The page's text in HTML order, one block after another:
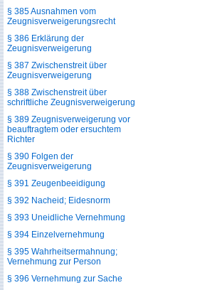
§ 385 Ausnahmen vom
Zeugnisverweigerungsrecht
§ 386 Erklärung der
Zeugnisverweigerung
§ 387 Zwischenstreit über
Zeugnisverweigerung
§ 388 Zwischenstreit über
schriftliche Zeugnisverweigerung
§ 389 Zeugnisverweigerung vor
beauftragtem oder ersuchtem
Richter
§ 390 Folgen der
Zeugnisverweigerung
§ 391 Zeugenbeeidigung
§ 392 Nacheid; Eidesnorm
§ 393 Uneidliche Vernehmung
§ 394 Einzelvernehmung
§ 395 Wahrheitsermahnung;
Vernehmung zur Person
§ 396 Vernehmung zur Sache